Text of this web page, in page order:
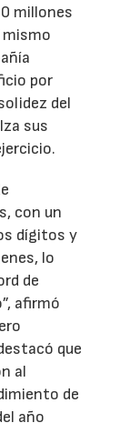
millones
mismo
por
del
sus
con un
dígitos y
lo
de
afirmó
que
al
de
año